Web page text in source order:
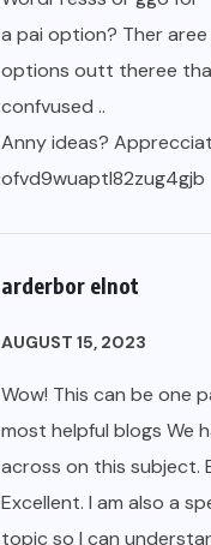
a pai option? Ther
options outt theree
confvused ..
Anny ideas?
ofvd9wuaptl82zug4gjb
arderbor elnot
AUGUST 15, 2023
Wow! This can be one
most helpful blogs We
across on this subject.
Excellent. I am also a
topic so I can